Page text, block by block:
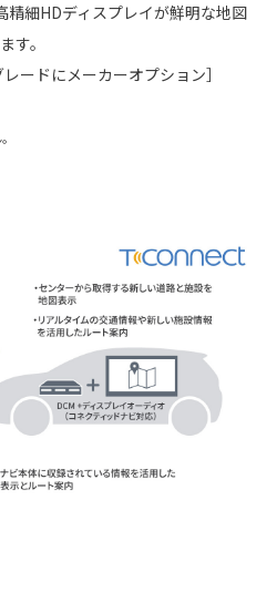
精細HDディスプレイが鮮明な地図
す。
ードにメーカーオプション］